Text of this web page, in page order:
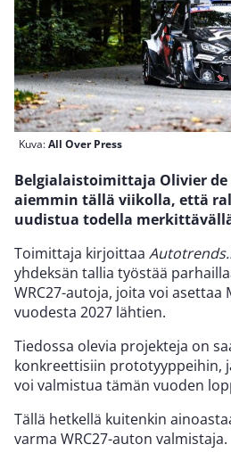
Kuva:All Over Press
Belgialaistoimittaja Olivier de
aiemmin tällä viikolla, että
uudistua todella
Toimittaja kirjoittaa
yhdeksän tallia työstää
WRC27-autoja, joita voi
vuodesta 2027 lähtien.
Tiedossa olevia projekteja on
konkreettisiin prototyyppeihin,
voi valmistua tämän vuoden
Tällä hetkellä kuitenkin
varma WRC27-auton valmistaja.